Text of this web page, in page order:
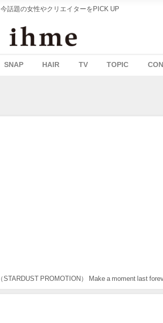
話題の女性やクリエイターをPICK UP
SNAP HAIR TV TOPIC
PROMOTION） Make a moment last